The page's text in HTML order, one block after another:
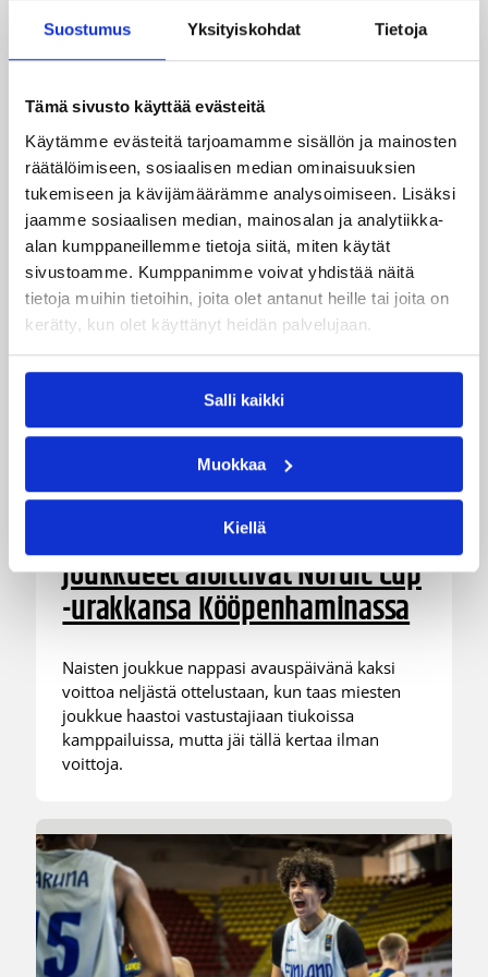
Suostumus Yksityiskohdat Tietoja
Tämä sivusto käyttää evästeitä
Käytämme evästeitä tarjoamamme sisällön ja mainosten
räätälöimiseen, sosiaalisen median ominaisuuksien
tukemiseen ja kävijämäärämme analysoimiseen. Lisäksi
jaamme sosiaalisen median, mainosalan ja analytiikka-
alan kumppaneillemme tietoja siitä, miten käytät
sivustoamme. Kumppanimme voivat yhdistää näitä
tietoja muihin tietoihin, joita olet antanut heille tai joita on
kerätty, kun olet käyttänyt heidän palvelujaan.
Salli kaikki
Muokkaa
Kiellä
Pääjuttu Suomalaiset ulkomailla
Katso myös
Suomea edustavat 3×3-
joukkueet aloittivat Nordic Cup
-urakkansa Kööpenhaminassa
Naisten joukkue nappasi avauspäivänä kaksi
voittoa neljästä ottelustaan, kun taas miesten
joukkue haastoi vastustajiaan tiukoissa
kamppailuissa, mutta jäi tällä kertaa ilman
voittoja.